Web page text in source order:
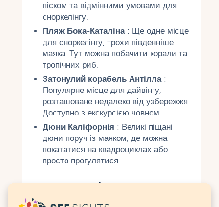
піском та відмінними умовами для
сноркелінгу.
Пляж Бока-Каталіна: Ще одне місце
для сноркелінгу, трохи південніше
маяка. Тут можна побачити корали та
тропічних риб.
Затонулий корабель Антілла:
Популярне місце для дайвінгу,
розташоване недалеко від узбережжя.
Доступно з екскурсією човном.
Дюни Каліфорнія : Великі піщані
дюни поруч із маяком, де можна
покататися на квадроциклах або
просто прогулятися.
Поради для ідеального дня у
Каліфорнія